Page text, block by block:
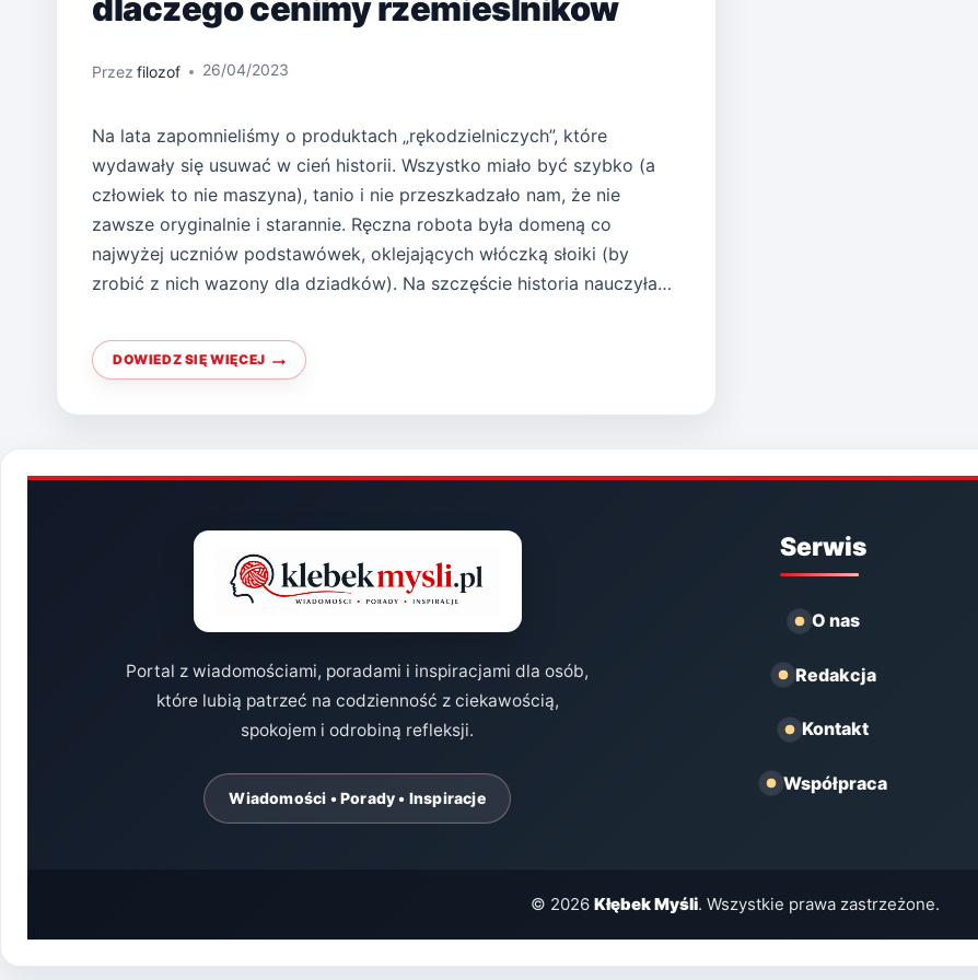
dlaczego cenimy rzemieślników
Przez filozof 26/04/2023
Na lata zapomnieliśmy o produktach „rękodzielniczych”, które
wydawały się usuwać w cień historii. Wszystko miało być szybko (a
człowiek to nie maszyna), tanio i nie przeszkadzało nam, że nie
zawsze oryginalnie i starannie. Ręczna robota była domeną co
najwyżej uczniów podstawówek, oklejających włóczką słoiki (by
zrobić z nich wazony dla dziadków). Na szczęście historia nauczyła…
DOWIEDZ SIĘ WIĘCEJ
JAKOŚĆ
WRACA
CZYLI
Portal z wiadomościami, poradami i inspiracjami dla osób,
które lubią patrzeć na codzienność z ciekawością,
spokojem i odrobiną refleksji.
Wiadomości • Porady • Inspiracje
Serwis
O nas
Redakcja
Kontakt
Współpraca
© 2026 Kłębek Myśli. Wszystkie prawa zastrzeżone.